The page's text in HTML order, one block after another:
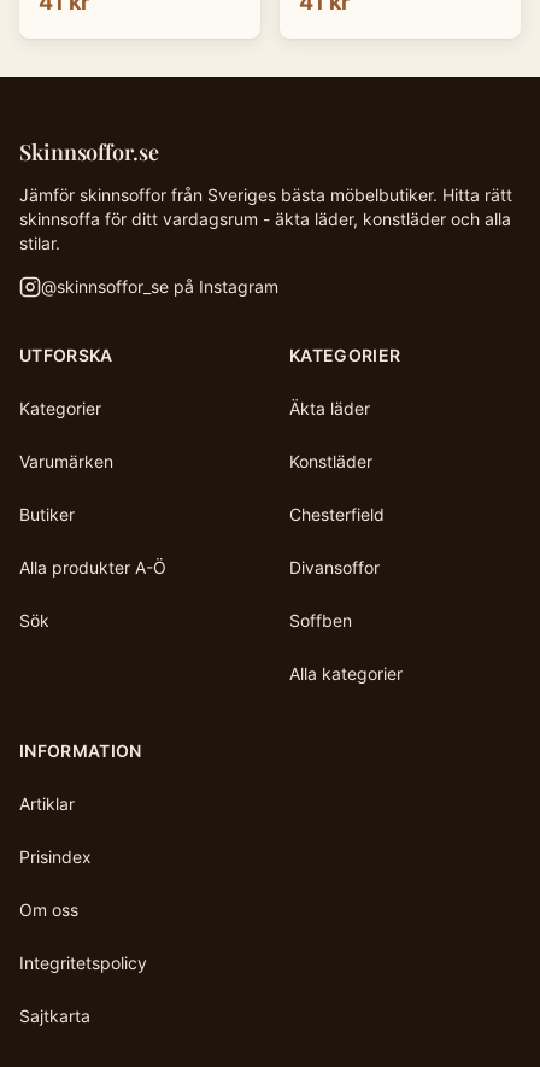
Skinnsoffor.se
Jämför skinnsoffor från Sveriges bästa möbelbutiker. Hitta rätt
skinnsoffa för ditt vardagsrum - äkta läder, konstläder och alla
stilar.
@skinnsoffor_se på Instagram
UTFORSKA
Kategorier
Varumärken
Butiker
Alla produkter A-Ö
Sök
KATEGORIER
Äkta läder
Konstläder
Chesterfield
Divansoffor
Soffben
Alla kategorier
INFORMATION
Artiklar
Prisindex
Om oss
Integritetspolicy
Sajtkarta